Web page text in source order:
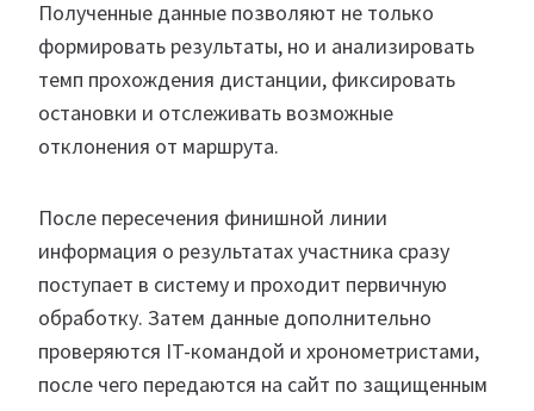
Полученные данные позволяют не только
формировать результаты, но и анализировать
темп прохождения дистанции, фиксировать
остановки и отслеживать возможные
отклонения от маршрута.
После пересечения финишной линии
информация о результатах участника сразу
поступает в систему и проходит первичную
обработку. Затем данные дополнительно
проверяются IT-командой и хронометристами,
после чего передаются на сайт по защищенным